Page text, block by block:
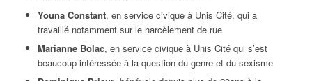
Youna Constant, en service civique à Unis Cité, qui a
travaillé notamment sur le harcèlement de rue
Marianne Bolac, en service civique à Unis Cité qui s’est
beaucoup intéressée à la question du genre et du sexisme